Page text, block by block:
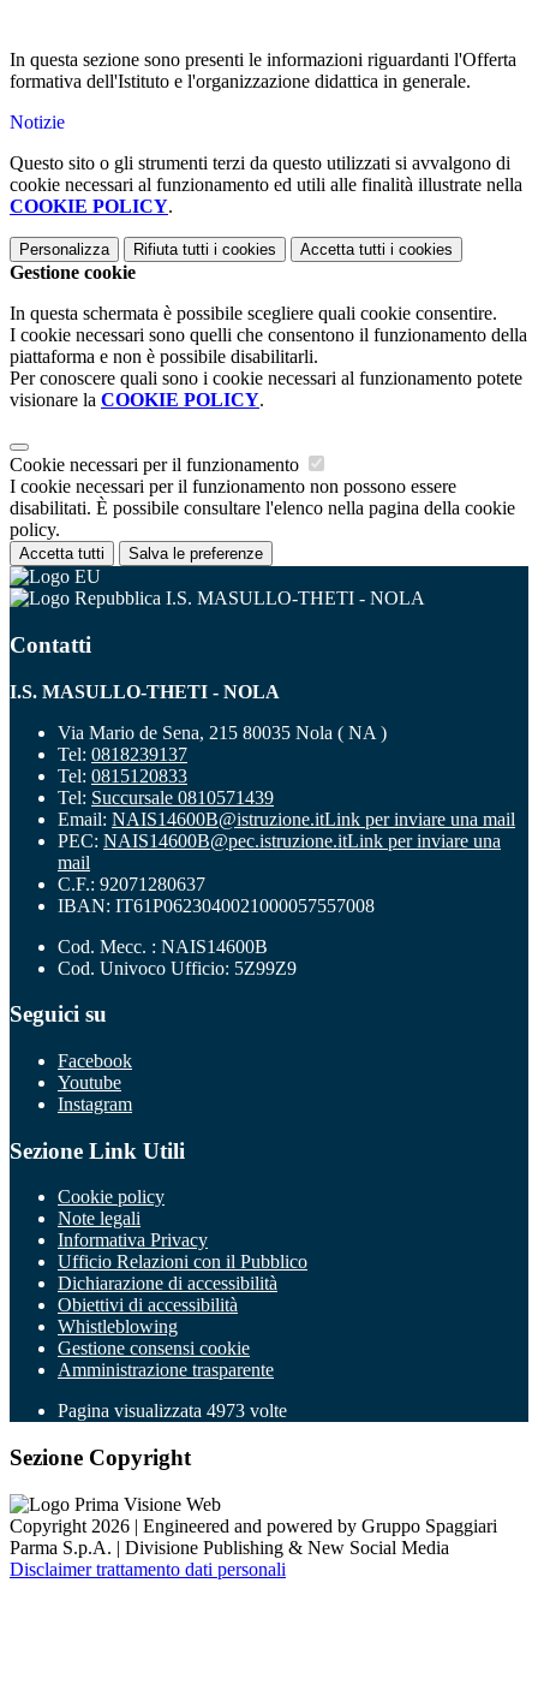
In questa sezione sono presenti le informazioni riguardanti l'Offerta
formativa dell'Istituto e l'organizzazione didattica in generale.
Notizie
Questo sito o gli strumenti terzi da questo utilizzati si avvalgono di
cookie necessari al funzionamento ed utili alle finalità illustrate nella
COOKIE POLICY.
Personalizza Rifiuta tutti i cookies Accetta tutti i cookies
Gestione cookie
In questa schermata è possibile scegliere quali cookie consentire.
I cookie necessari sono quelli che consentono il funzionamento della
piattaforma e non è possibile disabilitarli.
Per conoscere quali sono i cookie necessari al funzionamento potete
visionare la COOKIE POLICY.
Cookie necessari per il funzionamento
I cookie necessari per il funzionamento non possono essere
disabilitati. È possibile consultare l'elenco nella pagina della cookie
policy.
Accetta tutti Salva le preferenze
I.S. MASULLO-THETI - NOLA
Contatti
I.S. MASULLO-THETI - NOLA
Via Mario de Sena, 215 80035 Nola ( NA )
Tel: 0818239137
Tel: 0815120833
Tel: Succursale 0810571439
Email: NAIS14600B@istruzione.itLink per inviare una mail
PEC: NAIS14600B@pec.istruzione.itLink per inviare una
mail
C.F.: 92071280637
IBAN: IT61P0623040021000057557008
Cod. Mecc. : NAIS14600B
Cod. Univoco Ufficio: 5Z99Z9
Seguici su
Facebook
Youtube
Instagram
Sezione Link Utili
Cookie policy
Note legali
Informativa Privacy
Ufficio Relazioni con il Pubblico
Dichiarazione di accessibilità
Obiettivi di accessibilità
Whistleblowing
Gestione consensi cookie
Amministrazione trasparente
Pagina visualizzata 4973 volte
Sezione Copyright
Copyright 2026 | Engineered and powered by Gruppo Spaggiari
Parma S.p.A. | Divisione Publishing & New Social Media
Disclaimer trattamento dati personali